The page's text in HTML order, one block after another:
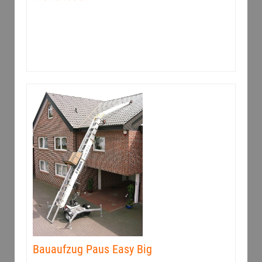
Bauaufzug Paus Easy Big